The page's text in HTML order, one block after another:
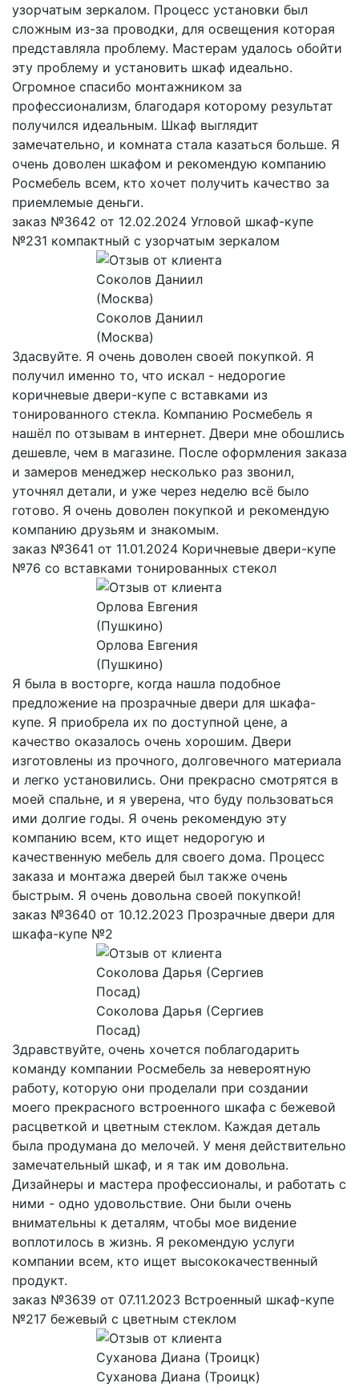
узорчатым зеркалом. Процесс установки был
сложным из-за проводки, для освещения которая
представляла проблему. Мастерам удалось обойти
эту проблему и установить шкаф идеально.
Огромное спасибо монтажником за
профессионализм, благодаря которому результат
получился идеальным. Шкаф выглядит
замечательно, и комната стала казаться больше. Я
очень доволен шкафом и рекомендую компанию
Росмебель всем, кто хочет получить качество за
приемлемые деньги.
заказ №3642 от 12.02.2024 Угловой шкаф-купе
№231 компактный с узорчатым зеркалом
Соколов Даниил
(Москва)
Здасвуйте. Я очень доволен своей покупкой. Я
получил именно то, что искал - недорогие
коричневые двери-купе с вставками из
тонированного стекла. Компанию Росмебель я
нашёл по отзывам в интернет. Двери мне обошлись
дешевле, чем в магазине. После оформления заказа
и замеров менеджер несколько раз звонил,
уточнял детали, и уже через неделю всё было
готово. Я очень доволен покупкой и рекомендую
компанию друзьям и знакомым.
заказ №3641 от 11.01.2024 Коричневые двери-купе
№76 со вставками тонированных стекол
Орлова Евгения
(Пушкино)
Я была в восторге, когда нашла подобное
предложение на прозрачные двери для шкафа-
купе. Я приобрела их по доступной цене, а
качество оказалось очень хорошим. Двери
изготовлены из прочного, долговечного материала
и легко установились. Они прекрасно смотрятся в
моей спальне, и я уверена, что буду пользоваться
ими долгие годы. Я очень рекомендую эту
компанию всем, кто ищет недорогую и
качественную мебель для своего дома. Процесс
заказа и монтажа дверей был также очень
быстрым. Я очень довольна своей покупкой!
заказ №3640 от 10.12.2023 Прозрачные двери для
шкафа-купе №2
Соколова Дарья (Сергиев
Посад)
Здравствуйте, очень хочется поблагодарить
команду компании Росмебель за невероятную
работу, которую они проделали при создании
моего прекрасного встроенного шкафа с бежевой
расцветкой и цветным стеклом. Каждая деталь
была продумана до мелочей. У меня действительно
замечательный шкаф, и я так им довольна.
Дизайнеры и мастера профессионалы, и работать с
ними - одно удовольствие. Они были очень
внимательны к деталям, чтобы мое видение
воплотилось в жизнь. Я рекомендую услуги
компании всем, кто ищет высококачественный
продукт.
заказ №3639 от 07.11.2023 Встроенный шкаф-купе
№217 бежевый с цветным стеклом
Суханова Диана (Троицк)